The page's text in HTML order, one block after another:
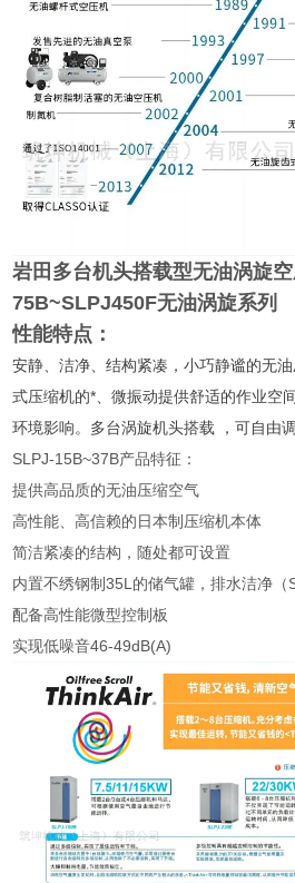
岩田多台机头搭载型无油涡旋
75B~SLPJ450F无油涡旋系列
性能特点：
安静、洁净、结构紧凑，小巧静谧的无
式压缩机的*、微振动提供舒适的作业空
环境影响。多台涡旋机头搭载 ，可自由
SLPJ-15B~37B产品特征：
提供高品质的无油压缩空气
高性能、高信赖的日本制压缩机本体
简洁紧凑的结构，随处都可设置
内置不绣钢制35L的储气罐，排水洁净（
配备高性能微型控制板
实现低噪音46-49dB(A)